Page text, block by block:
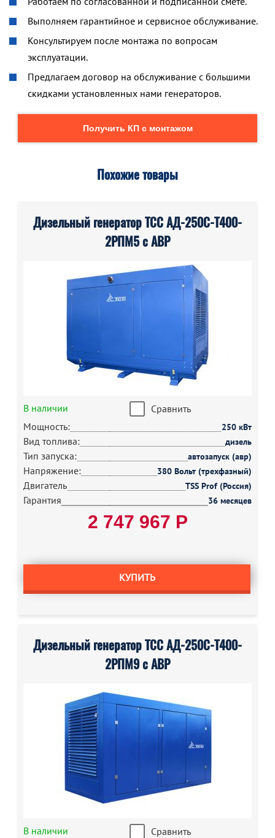
Выполняем гарантийное и сервисное обслуживание.
Консультируем после монтажа по вопросам
эксплуатации.
Предлагаем договор на обслуживание с большими
скидками установленных нами генераторов.
Получить КП с монтажом
Похожие товары
Дизельный генератор ТСС АД-250С-Т400-
2РПМ5 с АВР
В наличии
Сравнить
Мощность:
250 кВт
Вид топлива: дизель
Тип запуска: автозапуск (авр)
Напряжение: 380 Вольт (трехфазный)
Двигатель TSS Prof (Россия)
Гарантия 36 месяцев
2 747 967 Р
КУПИТЬ
Дизельный генератор ТСС АД-250С-Т400-
2РПМ9 с АВР
В наличии
Сравнить